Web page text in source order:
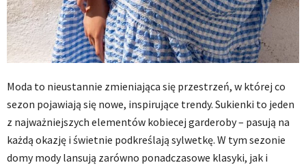
Moda to nieustannie zmieniająca się przestrzeń, w której co
sezon pojawiają się nowe, inspirujące trendy. Sukienki to jeden
z najważniejszych elementów kobiecej garderoby – pasują na
każdą okazję i świetnie podkreślają sylwetkę. W tym sezonie
domy mody lansują zarówno ponadczasowe klasyki, jak i